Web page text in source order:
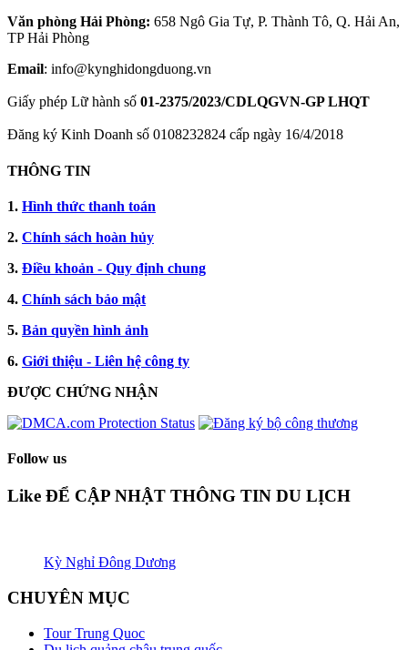
Văn phòng Hải Phòng: 658 Ngô Gia Tự, P. Thành Tô, Q. Hải An,
TP Hải Phòng
Email: info@kynghidongduong.vn
Giấy phép Lữ hành số 01-2375/2023/CDLQGVN-GP LHQT
Đăng ký Kinh Doanh số 0108232824 cấp ngày 16/4/2018
THÔNG TIN
1. Hình thức thanh toán
2. Chính sách hoàn hủy
3. Điều khoản - Quy định chung
4. Chính sách bảo mật
5. Bản quyền hình ảnh
6. Giới thiệu - Liên hệ công ty
ĐƯỢC CHỨNG NHẬN​
Follow us
Like ĐỂ CẬP NHẬT THÔNG TIN DU LỊCH
Kỳ Nghỉ Đông Dương
CHUYÊN MỤC
Tour Trung Quoc